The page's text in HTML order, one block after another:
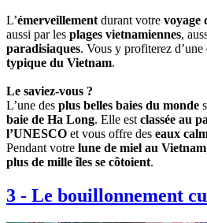
L’émerveillement durant votre voyage
aussi par les plages vietnamiennes,
paradisiaques. Vous y profiterez d’une
typique du Vietnam.
Le saviez-vous ?
L’une des plus belles baies du monde
baie de Ha Long. Elle est classée au
l’UNESCO et vous offre des eaux
Pendant votre lune de miel au Vietnam
plus de mille îles se côtoient.
3 - Le bouillonnement